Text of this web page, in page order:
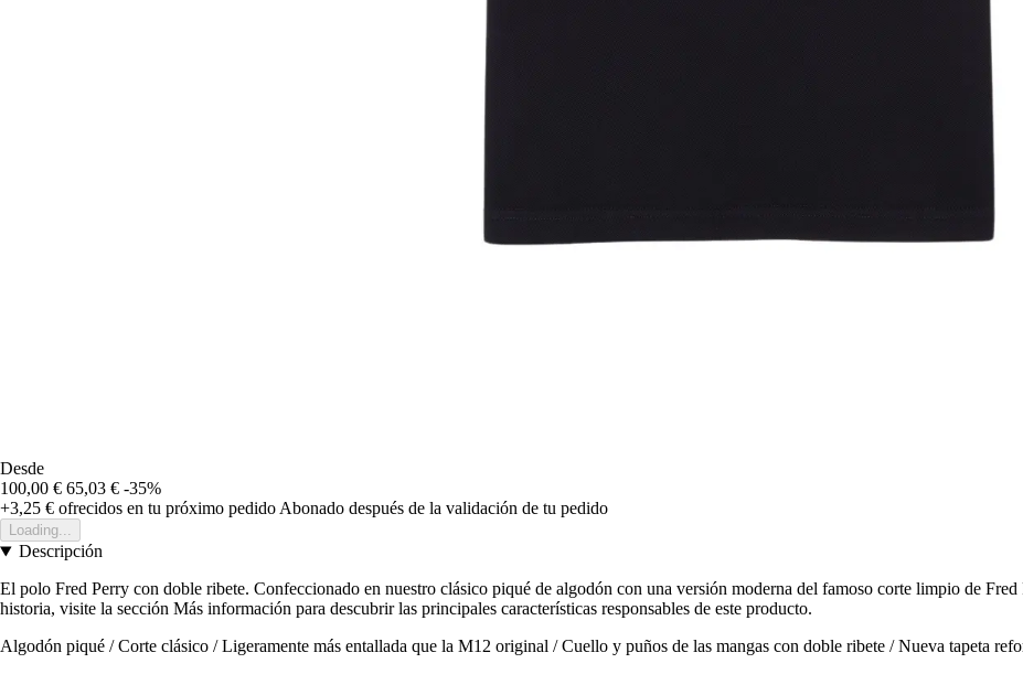
Desde
100,00 € 65,03 € -35%
+3,25 € ofrecidos en tu próximo pedido Abonado después de la validación de tu pedido
Loading...
Descripción
El polo Fred Perry con doble ribete. Confeccionado en nuestro clásico piqué de algodón con una versión moderna del famoso corte limpio de
historia, visite la sección Más información para descubrir las principales características responsables de este producto.
Algodón piqué / Corte clásico / Ligeramente más entallada que la M12 original / Cuello y puños de las mangas con doble ribete / Nueva tapeta